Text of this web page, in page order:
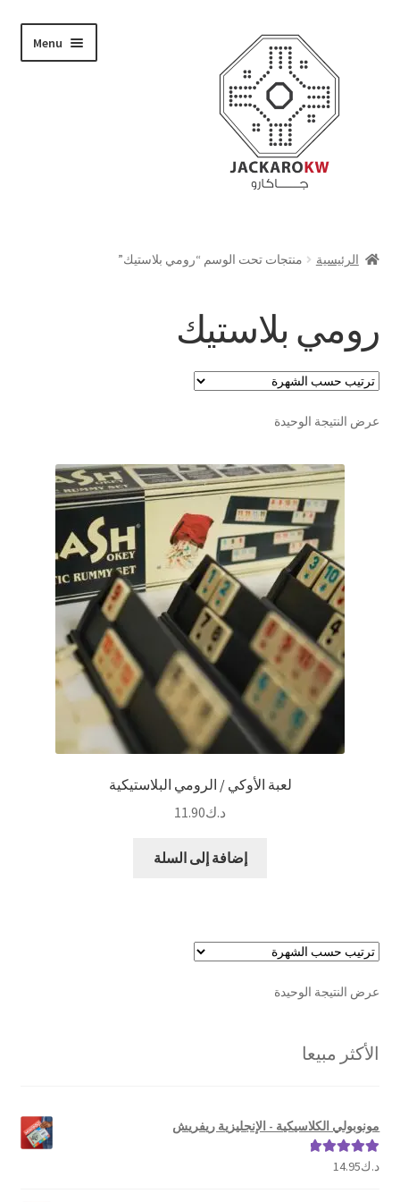
navigation
content
Menu
حسابي
الدفع
تواصل معنا
العربية
الرئيسية منتجات تحت الوسم “رومي بلاستيك”
رومي بلاستيك
عرض النتيجة الوحيدة
لعبة الأوكي / الرومي البلاستيكية
د.ك11.90
إضافة إلى السلة
عرض النتيجة الوحيدة
الأكثر مبيعا
مونوبولي الكلاسيكية - الإنجليزية ريفريش
تم التقييم
د.ك14.95